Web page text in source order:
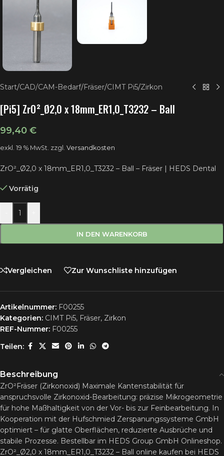
Start/CAD/CAM-Bedarf/Fräser/CIMT Pi5/Zirkon
[Pi5] ZrO²_Ø2,0 x 18mm_ER1,0_T3232 – Ball
99,40 €
exkl. 19 % MwSt. zzgl. Versandkosten
ZrO²_Ø2,0 x 18mm_ER1,0_T3232 – Ball – Fräser | HEDS Dental
Vorrätig
IN DEN WARENKORB
Vergleichen Zur Wunschliste hinzufügen
Artikelnummer: F00255
Kategorien: CIMT Pi5, Fräser, Zirkon
REF-Nummer: F00255
Teilen:
Beschreibung
ZrO²Fräser (Zirkonoxid) Maximale Kantenstabilität für
anspruchsvolle Zirkonoxid-Bearbeitung: präzise Mikrogeometrie
für hohe Maßhaltigkeit von der Vor- bis zur Feinbearbeitung. In
Kooperation mit der Hufschmied Zerspanungssysteme GmbH
optimiert – für glatte Oberflächen, reduzierte Ausbrüche und
stabile Prozesse. Bestellbar im HEDS Group GmbH Onlineshop.
ZrO²_Ø2,0 x 18mm_ER1,0_T3232 – Ball online kaufen bei HEDS